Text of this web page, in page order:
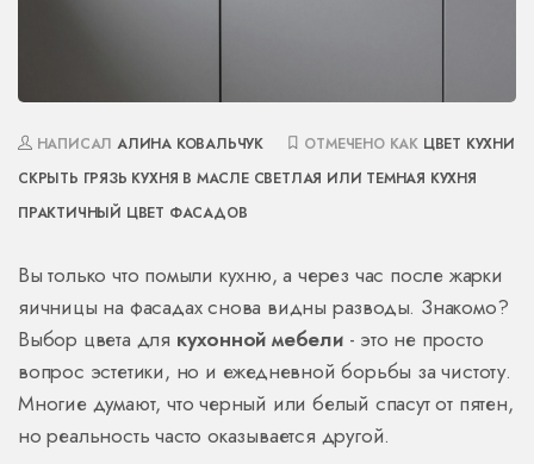
НАПИСАЛАЛИНА КОВАЛЬЧУК ОТМЕЧЕНО КАК ЦВЕТ КУХНИ
СКРЫТЬ ГРЯЗЬ КУХНЯ В МАСЛЕ СВЕТЛАЯ ИЛИ ТЕМНАЯ КУХНЯ
ПРАКТИЧНЫЙ ЦВЕТ ФАСАДОВ
Вы только что помыли кухню, а через час после жарки
яичницы на фасадах снова видны разводы. Знакомо?
Выбор цвета для кухонной мебели- это не просто
вопрос эстетики, но и ежедневной борьбы за чистоту.
Многие думают, что черный или белый спасут от пятен,
но реальность часто оказывается другой.